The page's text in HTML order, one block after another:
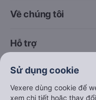
Về chúng tôi
Hỗ trợ
Trở thành đối tác
Sử dụng cookie
Vexere dùng cookie để
xem chi tiết hoặc thay